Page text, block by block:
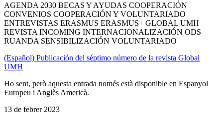
AGENDA 2030 BECAS Y AYUDAS COOPERACIÓN
CONVENIOS COOPERACIÓN Y VOLUNTARIADO
ENTREVISTAS ERASMUS ERASMUS+ GLOBAL UMH
REVISTA INCOMING INTERNACIONALIZACIÓN ODS
RUANDA SENSIBILIZACIÓN VOLUNTARIADO
(Español) Publicación del séptimo número de la revista Global
UMH
Ho sent, però aquesta entrada només està disponible en Espanyol
Europeu i Anglès Americà.
13 de febrer 2023